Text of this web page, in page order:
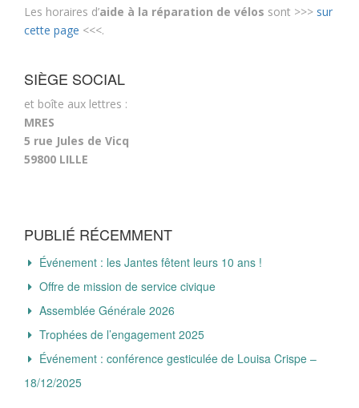
Les horaires d’aide à la réparation de vélos sont >>> sur
cette page <<<.
SIÈGE SOCIAL
et boîte aux lettres :
MRES
5 rue Jules de Vicq
59800 LILLE
PUBLIÉ RÉCEMMENT
Événement : les Jantes fêtent leurs 10 ans !
Offre de mission de service civique
Assemblée Générale 2026
Trophées de l’engagement 2025
Événement : conférence gesticulée de Louisa Crispe –
18/12/2025